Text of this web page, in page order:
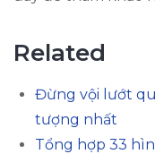
Related
Đừng vội lướt
tượng nhất
Tổng hợp 33